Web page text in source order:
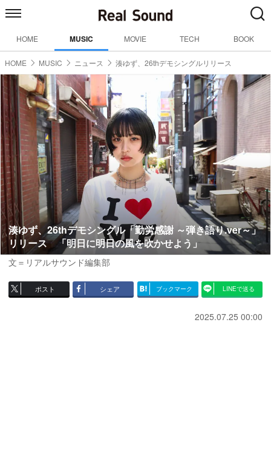
HOME MUSIC MOVIE TECH BOOK
HOME MUSIC ニュース 湊ゆず、26thデモシングルリリース
湊ゆず、26thデモシングル「勤労感謝 ～弾き語り.ver～」
リリース 「明日に明日の風を吹かせよう」
文＝リアルサウンド編集部
ポスト シェア ブックマーク LINEで送る
2025.07.25 00:00